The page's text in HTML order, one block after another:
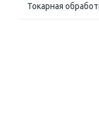
Токарная